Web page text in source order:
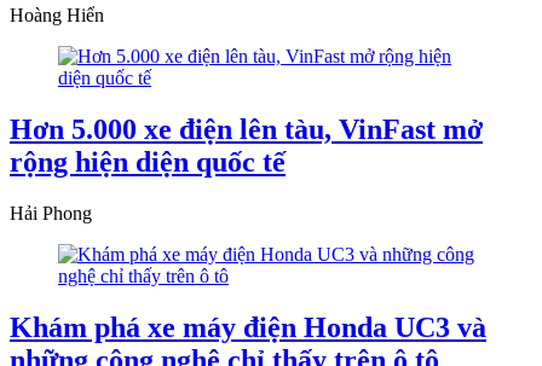
Hoàng Hiển
Hơn 5.000 xe điện lên tàu, VinFast mở
rộng hiện diện quốc tế
Hải Phong
Khám phá xe máy điện Honda UC3 và
những công nghệ chỉ thấy trên ô tô